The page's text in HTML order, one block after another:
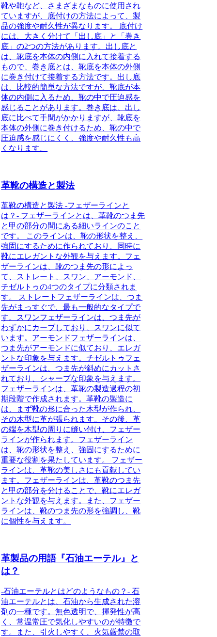
靴や鞄など、さまざまなものに使用され
ていますが、底付けの方法によって、製
品の強度や耐久性が異なります。 底付け
には、大きく分けて「出し底」と「巻き
底」の2つの方法があります。出し底と
は、靴底を本体の内側に入れて接着する
もので、巻き底とは、靴底を本体の外側
に巻き付けて接着する方法です。出し底
は、比較的簡単な方法ですが、靴底が本
体の内側に入るため、靴の中で圧迫感を
感じることがあります。巻き底は、出し
底に比べて手間がかかりますが、靴底を
本体の外側に巻き付けるため、靴の中で
圧迫感を感じにくく、強度や耐久性も高
くなります。
革靴の構造と製法
革靴の構造と製法 -フェザーラインと
は？- フェザーラインとは、革靴のつま先
と甲の部分の間にある細いラインのこと
です。 このラインは、靴の形状を整え、
強固にするために作られており、同時に
靴にエレガントな外観を与えます。フェ
ザーラインは、靴のつま先の形によっ
て、ストレート、スワン、アーモンド、
チゼルトゥの4つのタイプに分類されま
す。 ストレートフェザーラインは、つま
先がまっすぐで、最も一般的なタイプで
す。スワンフェザーラインは、つま先が
わずかにカーブしており、スワンに似て
います。アーモンドフェザーラインは、
つま先がアーモンドに似ており、エレガ
ントな印象を与えます。チゼルトゥフェ
ザーラインは、つま先が斜めにカットさ
れており、シャープな印象を与えます。
フェザーラインは、革靴の製造過程の初
期段階で作成されます。革靴の製造に
は、まず靴の形に合った木型が作られ、
その木型に革が張られます。その後、革
の端を木型の周りに縫い付け、フェザー
ラインが作られます。フェザーライン
は、靴の形状を整え、強固にするために
重要な役割を果たしています。 フェザー
ラインは、革靴の美しさにも貢献してい
ます。フェザーラインは、革靴のつま先
と甲の部分を分けることで、靴にエレガ
ントな外観を与えます。また、フェザー
ラインは、靴のつま先の形を強調し、靴
に個性を与えます。
革製品の用語『石油エーテル』と
は？
-石油エーテルとはどのようなもの？- 石
油エーテルとは、石油から生成された溶
剤の一種です。無色透明で、揮発性が高
く、常温常圧で気化しやすいのが特徴で
す。また、引火しやすく、火気厳禁の取